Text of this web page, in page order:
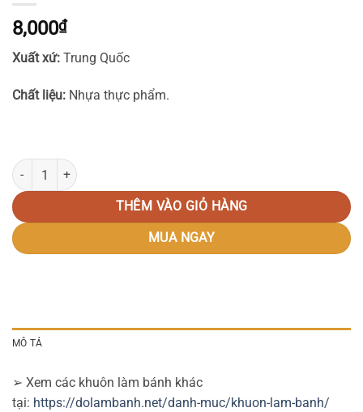
8,000₫
Xuất xứ: Trung Quốc
Chất liệu: Nhựa thực phẩm.
Khuôn ép cơm tim số lượng
THÊM VÀO GIỎ HÀNG
MUA NGAY
MÔ TẢ
➢ Xem các khuôn làm bánh khác
tại: https://dolambanh.net/danh-muc/khuon-lam-banh/